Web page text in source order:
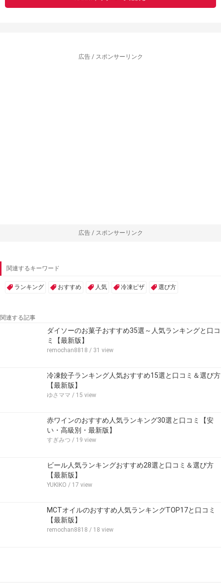
広告 / スポンサーリンク
広告 / スポンサーリンク
関連するキーワード
ランキング おすすめ 人気 冷凍ピザ 選び方
関連する記事
ダイソーのお菓子おすすめ35選～人気ランキングと口コ
ミ【最新版】
remochan8818 / 31 view
冷凍餃子ランキング人気おすすめ15選と口コミ＆選び方
【最新版】
ゆさママ / 15 view
赤ワインのおすすめ人気ランキング30選と口コミ【安
い・高級別・最新版】
すぎみつ / 19 view
ビール人気ランキングおすすめ28選と口コミ＆選び方
【最新版】
YUKIKO / 17 view
MCTオイルのおすすめ人気ランキングTOP17と口コミ
【最新版】
remochan8818 / 18 view